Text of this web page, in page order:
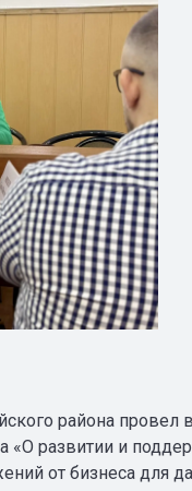
района провел
развитии и
от бизнеса для